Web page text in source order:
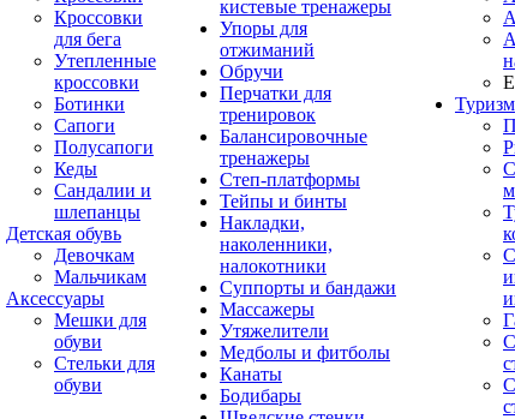
Кроссовки
для бега
Утепленные
кроссовки
Ботинки
Сапоги
Полусапоги
Кеды
Сандалии и
шлепанцы
Детская обувь
Девочкам
Мальчикам
Аксессуары
Мешки для
обуви
Стельки для
обуви
кистевые тренажеры
Упоры для
отжиманий
Обручи
Перчатки для
тренировок
Балансировочные
тренажеры
Степ-платформы
Тейпы и бинты
Накладки,
наколенники,
налокотники
Суппорты и бандажи
Массажеры
Утяжелители
Медболы и фитболы
Канаты
Бодибары
Туризм